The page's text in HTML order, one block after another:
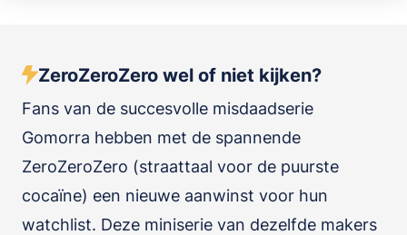
ZeroZeroZero wel of niet kijken?
Fans van de succesvolle misdaadserie
Gomorra hebben met de spannende
ZeroZeroZero (straattaal voor de puurste
cocaïne) een nieuwe aanwinst voor hun
watchlist. Deze miniserie van dezelfde makers